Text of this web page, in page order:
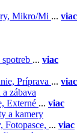
Mikro/Mi ... viac
... viac
Príprava ... viac
zábava
Externé ... viac
a kamery
Fotopasce, ... viac